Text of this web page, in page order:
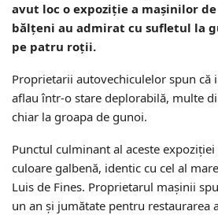
avut loc o expoziție a mașinilor de
bălțeni au admirat cu sufletul la
pe patru roții.
Proprietarii autovechiculelor spun că
aflau într-o stare deplorabilă, multe
chiar la groapa de gunoi.
Punctul culminant al aceste
culoare galbenă, identic cu cel al
Luis de Fines. Proprietarul mașinii
un an și jumătate pentru restaurarea